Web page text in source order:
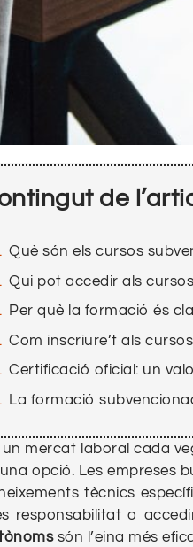
de
Què són els cursos
Qui pot accedir als
Per què la formació és
Com inscriure’t als
Certificació oficial: un
La formació
un mercat laboral cada
opció. Les empreses
tècnics
responsabilitat o
són l’eina més